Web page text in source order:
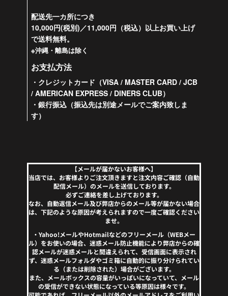
配送先一カ所につき
10,000円(税別)／11,000円（税込）以上お買い上げ
で送料無料。
※沖縄・離島は除く
お支払方法
・クレジットカード（VISA / MASTER CARD / JCB
/ AMERICAN EXPRESS / DINERS CLUB）
・銀行振込（振込先は別途メールでご案内致しま
す）
【メールが届かないお客様へ】
当店では、お客様よりご注文頂きますと注文内容ご確認（自動
配信メール）のメールを送信しております。
必ずご連絡を差し上げております。
なお、自動返信メール及び弊店からのメール等が届かない場合
は、下記のような原因が考えられますので一度ご確認ください
ませ。
・Yahoo!メールやHotmailなどのフリーメール（WEBメー
ル）をお使いの場合、迷惑メール防止機能により弊店からの確
認メールが迷惑メールと間違えられて、受信画面に表示され
ず、迷惑メールフォルダやゴミ箱に自動的に振り分けられてい
る（または削除された）場合がございます。
また、メールボックスの容量がいっぱいになっていて、メール
の受信ができない状態になっている等原因は様々です。